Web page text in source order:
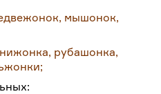
мышонок,
рубашонка,